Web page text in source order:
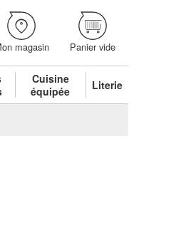
magasin Panier vide
Cuisine
équipée
Literie